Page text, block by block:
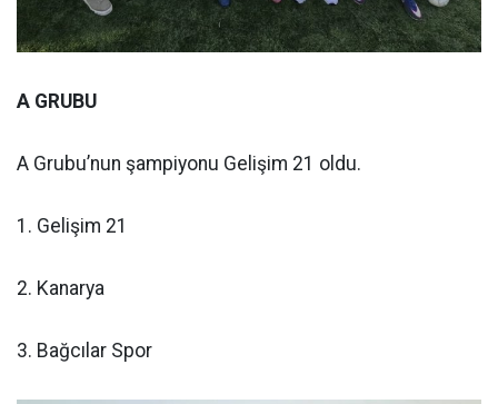
A GRUBU
A Grubu’nun şampiyonu Gelişim 21 oldu.
1. Gelişim 21
2. Kanarya
3. Bağcılar Spor